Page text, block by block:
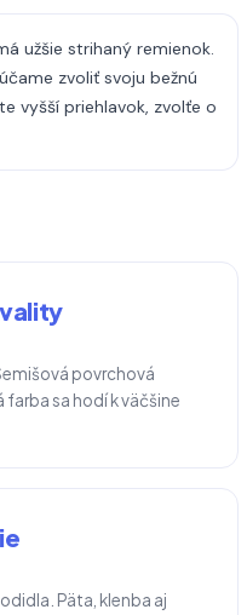
užšie strihaný remienok.
zvoliť svoju bežnú
vyšší priehlavok, zvolťe o
povrchová
farba sa hodí k väčšine
Päta, klenba aj